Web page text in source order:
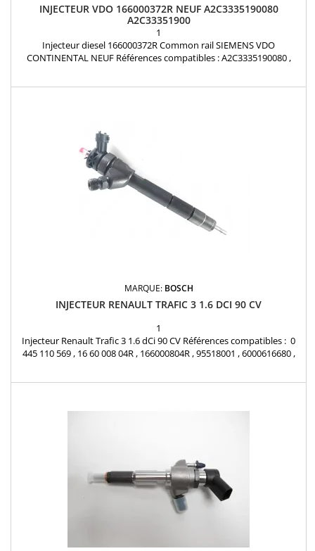
INJECTEUR VDO 166000372R NEUF A2C3335190080
A2C33351900
1
Injecteur diesel 166000372R Common rail SIEMENS VDO
CONTINENTAL NEUF Références compatibles : A2C3335190080 ,
MARQUE: BOSCH
INJECTEUR RENAULT TRAFIC 3 1.6 DCI 90 CV
1
Injecteur Renault Trafic 3 1.6 dCi 90 CV Références compatibles : 0
445 110 569 , 16 60 008 04R , 166000804R , 95518001 , 6000616680 ,